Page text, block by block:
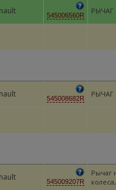
545006560R РЫЧАГ
545008682R РЫЧАГ
545009207R
Рычаг